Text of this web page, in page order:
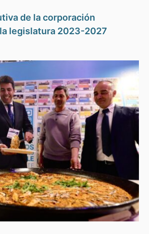
de la corporación
legislatura 2023-2027